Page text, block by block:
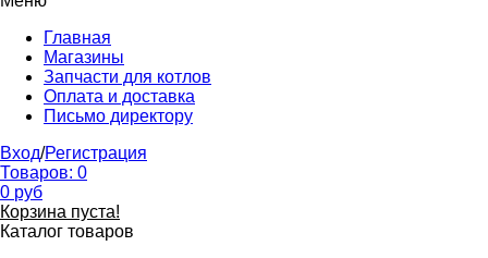
Главная
Магазины
Запчасти для котлов
Оплата и доставка
Письмо директору
Вход/Регистрация
Товаров: 0
0 руб
Корзина пуста!
Каталог товаров